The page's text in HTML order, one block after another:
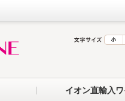
イオン直輸入